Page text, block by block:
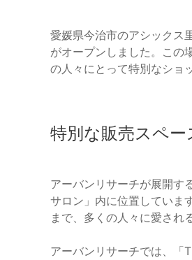
愛媛県今治市のアシックス
がオープンしました。この
の人々にとって特別なショ
特別な販売スペー
アーバンリサーチが展開す
サロン」内に位置していま
まで、多くの人々に愛され
アーバンリサーチでは、「